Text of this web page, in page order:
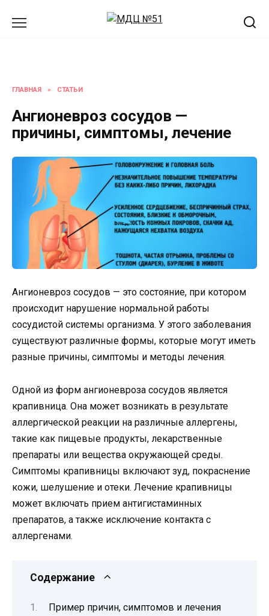
ГЛАВНАЯ » СТАТЬИ
Ангионевроз сосудов —
причины, симптомы, лечение
Ангионевроз сосудов — это состояние, при котором
происходит нарушение нормальной работы
сосудистой системы организма. У этого заболевания
существуют различные формы, которые могут иметь
разные причины, симптомы и методы лечения.
Одной из форм ангионевроза сосудов является
крапивница. Она может возникать в результате
аллергической реакции на различные аллергены,
такие как пищевые продукты, лекарственные
препараты или вещества окружающей среды.
Симптомы крапивницы включают зуд, покраснение
кожи, шелушение и отеки. Лечение крапивницы
может включать прием антигистаминных
препаратов, а также исключение контакта с
аллергенами.
Содержание
Пример причин, симптомов и лечения